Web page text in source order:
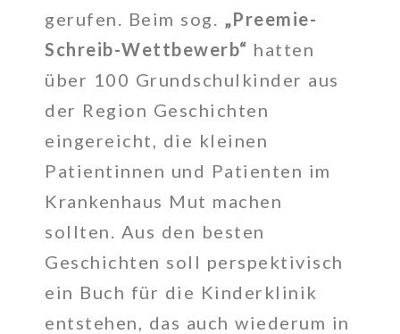
gerufen. Beim sog. „Preemie-
Schreib-Wettbewerb“ hatten
über 100 Grundschulkinder aus
der Region Geschichten
eingereicht, die kleinen
Patientinnen und Patienten im
Krankenhaus Mut machen
sollten. Aus den besten
Geschichten soll perspektivisch
ein Buch für die Kinderklinik
entstehen, das auch wiederum in